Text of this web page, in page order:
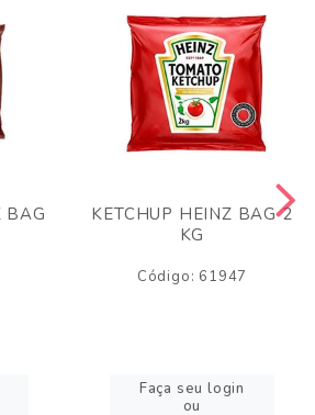
BAG
KETCHUP HEINZ BAG 2
KG
Código: 61947
Faça seu login
ou